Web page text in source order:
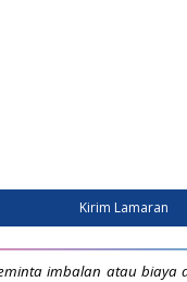
Kirim Lamaran
imbalan atau biaya